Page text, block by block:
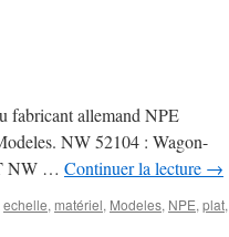
fabricant allemand NPE
NW 52104 : Wagon-
NW … Continuer la lecture →
echelle, matériel, Modeles, NPE, plat,